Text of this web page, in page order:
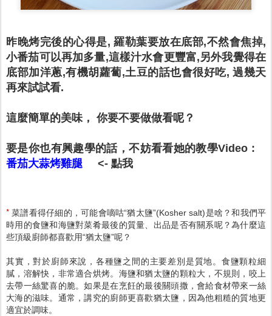
昨晚烤完後的心得是, 羅勒葉要放在底部,不然會焦掉,
小番茄可以再加多量,這樣汁水會更豐富,另外我覺得在
底部加洋蔥,有機胡蘿蔔,土豆的話也會很好吃, 過幾天
再來試試看.
這麼簡單的美味， 你要不要做做看呢？
要是你也有興趣學的話，不妨看看她的教學Video :
番茄大蒜烤雞腿<- 點我
* 菜譜看得仔細的，可能會嘀咕“猶太鹽”(Kosher salt)是啥？和我們平
時用的食鹽和海鹽對菜肴最後的質量、出品是否有關系呢？為什麼這
些頂級廚師都喜歡用“猶太鹽”呢？
其實，對於廚師來說，各種鹽之間的主要差別是質地。食鹽顆粒細
膩，溶解快，非常適合烘烤。海鹽和猶太鹽的顆粒大，不規則，咬上
去帶一絲驚喜的脆。如果是在烹飪的最後關頭撒，會給食材帶來一絲
大海的滋味。通常，講究的廚師更喜歡猶太鹽，因為他粗糙的質地更
適宜於調味。